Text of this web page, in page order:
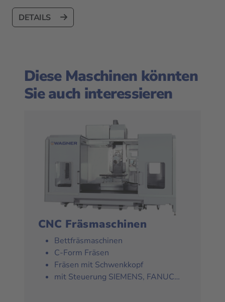
DETAILS
Diese Maschinen könnten
Sie auch interessieren
CNC Fräsmaschinen
Bettfräsmaschinen
C-Form Fräsen
Fräsen mit Schwenkkopf
mit Steuerung SIEMENS, FANUC…